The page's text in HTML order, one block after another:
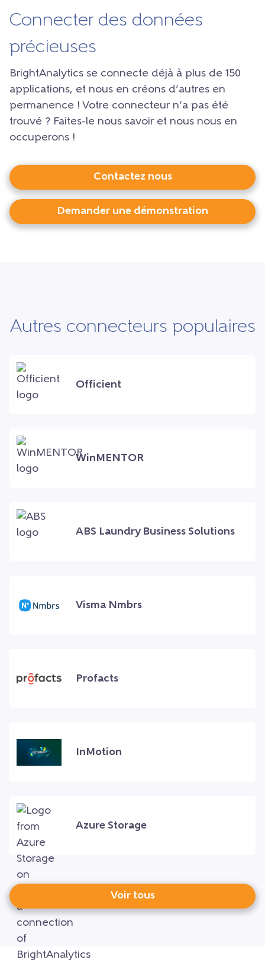
Connecter des données
précieuses
BrightAnalytics se connecte déjà à plus de 150
applications, et nous en créons d’autres en
permanence ! Votre connecteur n’a pas été
trouvé ? Faites-le nous savoir et nous nous en
occuperons !
Contactez nous
Demander une démonstration
Autres connecteurs populaires
Officient
WinMENTOR
ABS Laundry Business Solutions
Visma Nmbrs
Profacts
InMotion
Azure Storage
Voir tous